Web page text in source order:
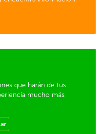
que harán de tus
mucho más